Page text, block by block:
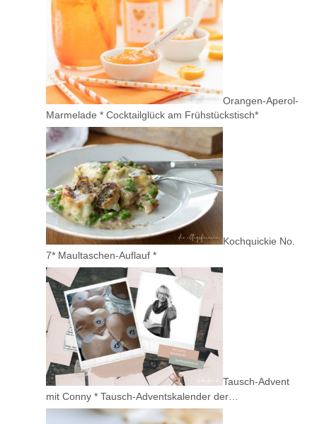
Orangen-Aperol-
Marmelade * Cocktailglück am Frühstückstisch*
Kochquickie No.
7* Maultaschen-Auflauf *
Tausch-Advent
mit Conny * Tausch-Adventskalender der…